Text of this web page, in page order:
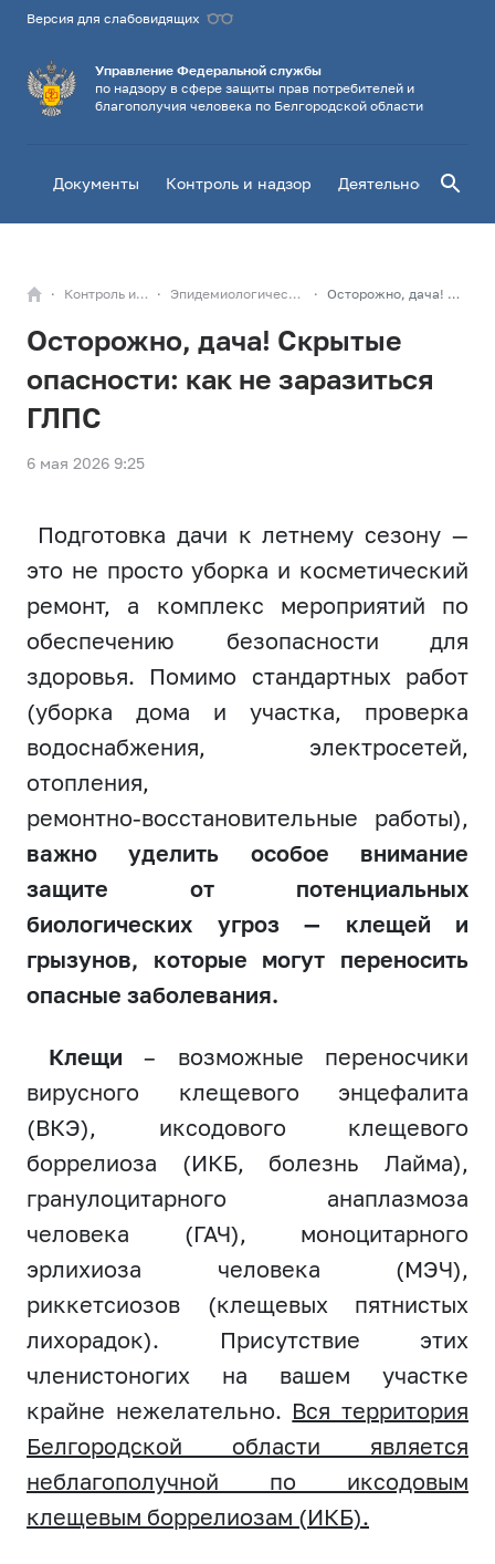
Управление Федеральной службы
по надзору в сфере защиты прав потребителей и
благополучия человека по Белгородской области
Версия для слабовидящих
Документы Контроль и надзор ДеятельностьПоиск
Контроль и надзор Эпидемиологический надзор Осторожно, дача! Скрытые опасности: как не заразиться ГЛПС
Осторожно, дача! Скрытые
опасности: как не заразиться
ГЛПС
6 мая 2026 9:25
Подготовка дачи к летнему сезону —
это не просто уборка и косметический
ремонт, а комплекс мероприятий по
обеспечению безопасности для
здоровья. Помимо стандартных работ
(уборка дома и участка, проверка
водоснабжения, электросетей,
отопления,
ремонтно‑восстановительные работы),
важно уделить особое внимание
защите от потенциальных
биологических угроз — клещей и
грызунов, которые могут переносить
опасные заболевания.
Клещи – возможные переносчики
вирусного клещевого энцефалита
(ВКЭ), иксодового клещевого
боррелиоза (ИКБ, болезнь Лайма),
гранулоцитарного анаплазмоза
человека (ГАЧ), моноцитарного
эрлихиоза человека (МЭЧ),
риккетсиозов (клещевых пятнистых
лихорадок). Присутствие этих
членистоногих на вашем участке
крайне нежелательно. Вся территория
Белгородской области является
неблагополучной по иксодовым
клещевым боррелиозам (ИКБ).